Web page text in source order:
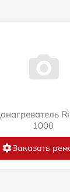
1000
Заказать